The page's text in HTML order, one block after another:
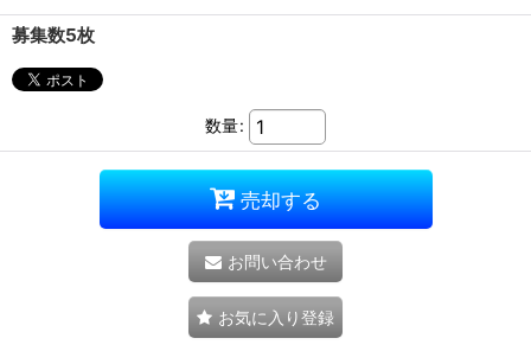
募集数5枚
数量:
売却する
お問い合わせ
お気に入り登録